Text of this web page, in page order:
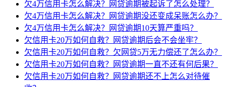
欠4万信用卡怎么解决？网贷逾期被起诉了怎么处理？
欠4万信用卡怎么解决？网贷逾期没还变成呆账怎么办？
欠4万信用卡怎么解决？网贷逾期10天算严重吗？
欠信用卡20万如何自救？网贷逾期后会不会坐牢？
欠信用卡20万如何自救？欠网贷5万无力偿还了怎么办？
欠信用卡20万如何自救？网贷逾期一直不还有何后果？
欠信用卡20万如何自救？网贷逾期还不上怎么对待催